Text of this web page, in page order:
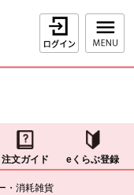
ログイン
注文ガイド eくらぶ登録
・消耗雑貨